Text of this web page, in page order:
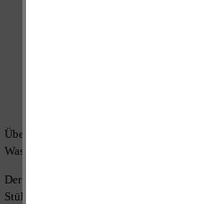
Über dem Gasthof befindet sich das
Wasserschloss Dobitschen e.V."
Der Saal mit Bühne bietet knapp 200
Stühle gestellt werden können.